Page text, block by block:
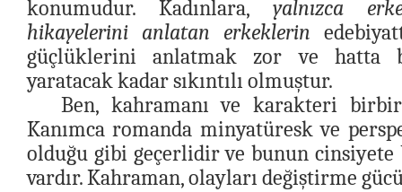
konumudur. Kadınlara,yalnızca
hikayelerini anlatan erkeklerin
güçlüklerini anlatmak zor ve hatta
yaratacak kadar sıkıntılı olmuştur.
Ben, kahramanı ve karakteri
Kanımca romanda minyatüresk ve
olduğu gibi geçerlidir ve bunun cinsiyete
vardır. Kahraman, olayları değiştirme